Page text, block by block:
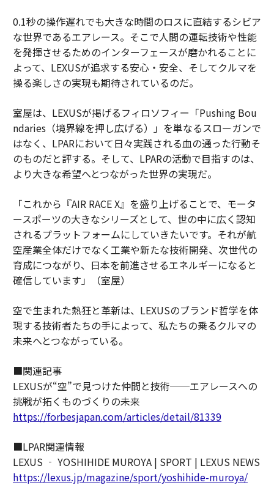
0.1秒の操作遅れでも大きな時間のロスに直結するシビア
な世界であるエアレース。そこで人間の運転技術や性能
を発揮させるためのインターフェースが磨かれることに
よって、LEXUSが追求する安心・安全、そしてクルマを
操る楽しさの実現も期待されているのだ。
室屋は、LEXUSが掲げるフィロソフィー「Pushing Bou
ndaries（境界線を押し広げる）」を単なるスローガンで
はなく、LPARにおいて日々実践される血の通った行動そ
のものだと評する。そして、LPARの活動で目指すのは、
より大きな希望へとつながった世界の実現だ。
「これから『AIR RACE X』を盛り上げることで、モータ
ースポーツの大きなシリーズとして、世の中に広く認知
されるプラットフォームにしていきたいです。それが航
空産業全体だけでなく工業や新たな技術開発、次世代の
育成につながり、日本を前進させるエネルギーになると
確信しています」（室屋）
空で生まれた熱狂と革新は、LEXUSのブランド哲学を体
現する技術者たちの手によって、私たちの乗るクルマの
未来へとつながっている。
■関連記事
LEXUSが“空”で見つけた仲間と技術──エアレースへの
挑戦が拓くものづくりの未来
https://forbesjapan.com/articles/detail/81339
■LPAR関連情報
LEXUS ‐ YOSHIHIDE MUROYA | SPORT | LEXUS NEWS
https://lexus.jp/magazine/sport/yoshihide-muroya/